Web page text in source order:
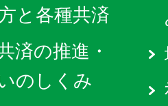
と各種共済
済の推進・
のしくみ